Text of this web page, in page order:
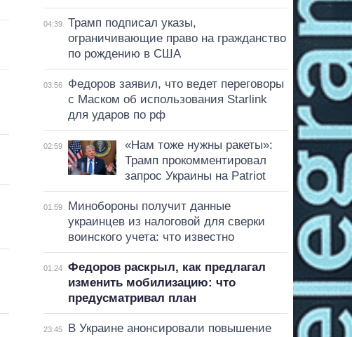
04:39
Трамп подписал указы,
ограничивающие право на гражданство
по рождению в США
03:56
Федоров заявил, что ведет переговоры
с Маском об использования Starlink
для ударов по рф
02:59
«Нам тоже нужны ракеты»:
Трамп прокомментировал
запрос Украины на Patriot
01:59
Минобороны получит данные
украинцев из налоговой для сверки
воинского учета: что известно
01:24
Федоров раскрыл, как предлагал
изменить мобилизацию: что
предусматривал план
23:45
В Украине анонсировали повышение